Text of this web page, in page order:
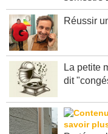
La petite